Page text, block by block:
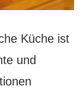
Küche ist
und